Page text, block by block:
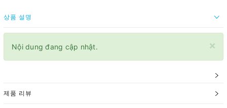
상품 설명
×
Nội dung đang cập nhật.
제품 리뷰